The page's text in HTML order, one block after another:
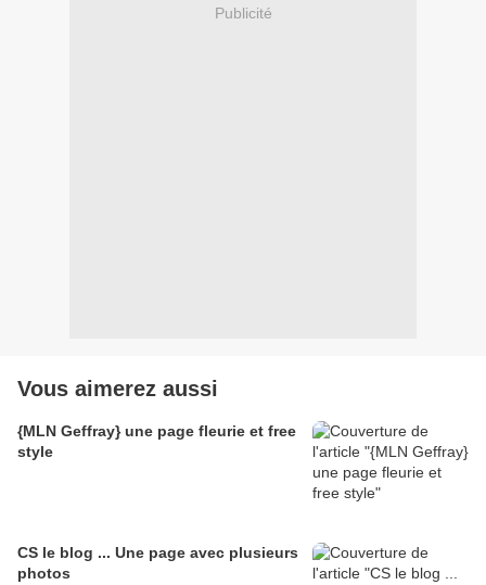
Publicité
Vous aimerez aussi
{MLN Geffray} une page fleurie et free
style
CS le blog ... Une page avec plusieurs
photos